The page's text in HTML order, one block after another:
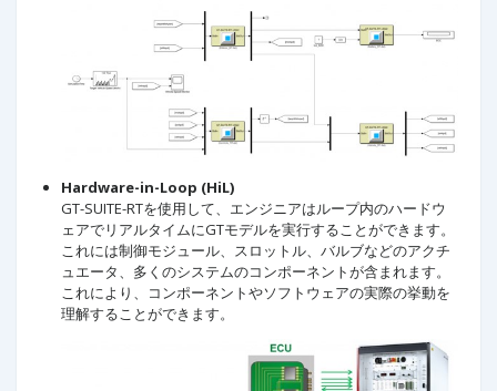
Hardware-in-Loop (HiL)
GT-SUITE-RTを使用して、エンジニアはループ内のハードウ
ェアでリアルタイムにGTモデルを実行することができます。
これには制御モジュール、スロットル、バルブなどのアクチ
ュエータ、多くのシステムのコンポーネントが含まれます。
これにより、コンポーネントやソフトウェアの実際の挙動を
理解することができます。